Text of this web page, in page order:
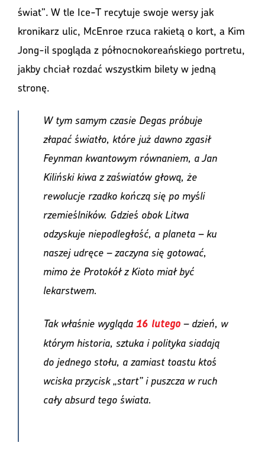
świat”. W tle Ice-T recytuje swoje wersy jak
kronikarz ulic, McEnroe rzuca rakietą o kort, a Kim
Jong-il spogląda z północnokoreańskiego portretu,
jakby chciał rozdać wszystkim bilety w jedną
stronę.
W tym samym czasie Degas próbuje
złapać światło, które już dawno zgasił
Feynman kwantowym równaniem, a Jan
Kiliński kiwa z zaświatów głową, że
rewolucje rzadko kończą się po myśli
rzemieślników. Gdzieś obok Litwa
odzyskuje niepodległość, a planeta – ku
naszej udręce – zaczyna się gotować,
mimo że Protokół z Kioto miał być
lekarstwem.
Tak właśnie wygląda 16 lutego– dzień, w
którym historia, sztuka i polityka siadają
do jednego stołu, a zamiast toastu ktoś
wciska przycisk „start” i puszcza w ruch
cały absurd tego świata.